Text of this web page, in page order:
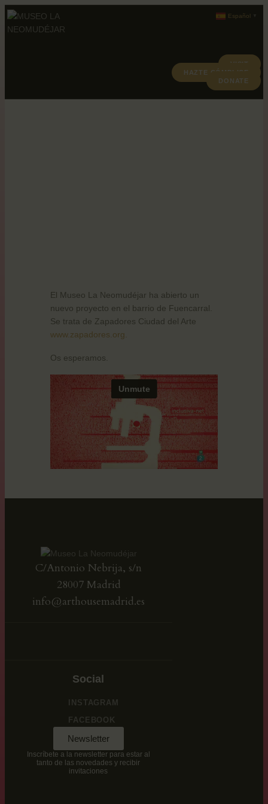
VISIT
HAZTE CÓMPLICE
DONATE
PROGRAMACION
El Museo La Neomudéjar ha abierto un
nuevo proyecto en el barrio de Fuencarral.
Se trata de Zapadores Ciudad del Arte
www.zapadores.org.
Os esperamos.
C/Antonio Nebrija, s/n
28007 Madrid
info@arthousemadrid.es
Social
INSTAGRAM
FACEBOOK
Newsletter
Inscríbete a la newsletter para estar al
tanto de las novedades y recibir
invitaciones
Español